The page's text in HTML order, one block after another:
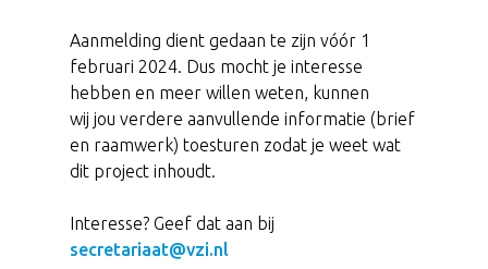
Aanmelding dient gedaan te zijn vóór 1
februari 2024. Dus mocht je interesse
hebben en meer willen weten, kunnen
wij jou verdere aanvullende informatie (brief
en raamwerk) toesturen zodat je weet wat
dit project inhoudt.
Interesse? Geef dat aan bij
secretariaat@vzi.nl